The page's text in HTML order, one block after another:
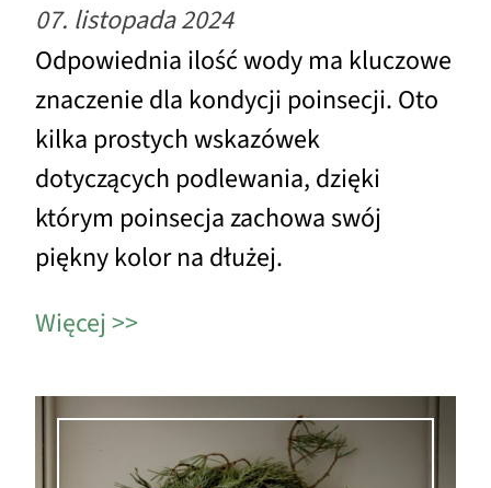
07. listopada 2024
Odpowiednia ilość wody ma kluczowe
znaczenie dla kondycji poinsecji. Oto
kilka prostych wskazówek
dotyczących podlewania, dzięki
którym poinsecja zachowa swój
piękny kolor na dłużej.
Więcej